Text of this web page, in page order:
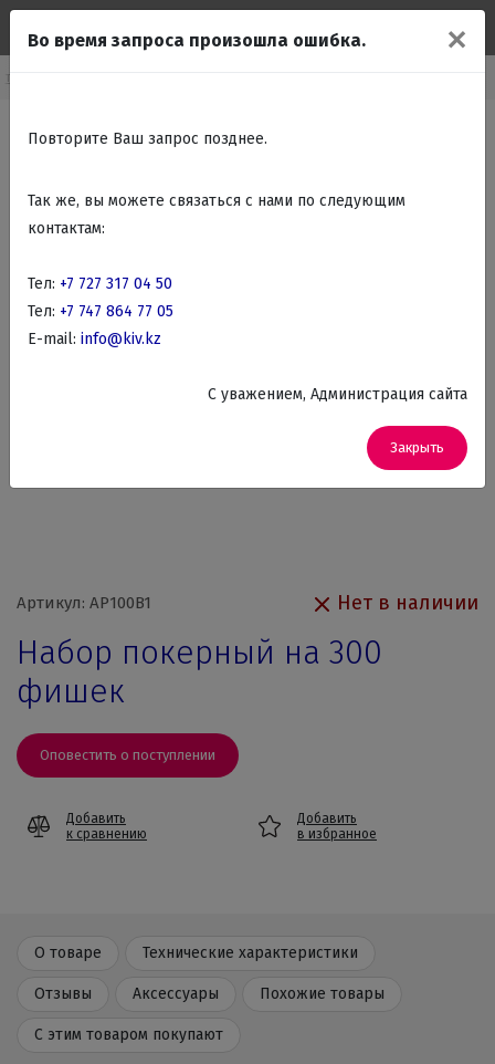
игры, Офисные игры
Артикул: AP100B1 Нет в наличии
Набор покерный на 300
фишек
Оповестить о поступлении
Добавить
к сравнению
Добавить
в избранное
О товаре Технические характеристики
Отзывы Аксессуары Похожие товары
С этим товаром покупают
✕
Во время запроса произошла ошибка.
Повторите Ваш запрос позднее.
Так же, вы можете связаться с нами по следующим
контактам:
Тел: +7 727 317 04 50
Тел: +7 747 864 77 05
E-mail: info@kiv.kz
C уважением, Администрация сайта
Закрыть